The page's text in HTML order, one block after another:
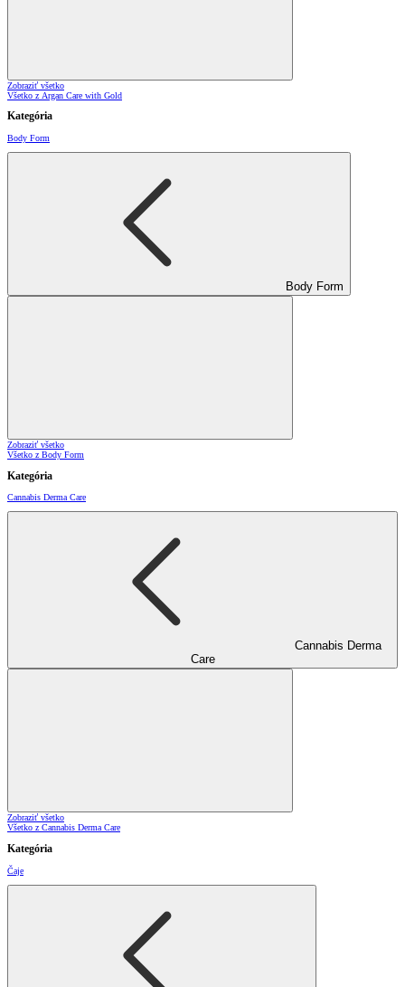
Zobraziť všetko
Všetko z Argan Care with Gold
Kategória
Body Form
Body Form
Zobraziť všetko
Všetko z Body Form
Kategória
Cannabis Derma Care
Cannabis Derma
Care
Zobraziť všetko
Všetko z Cannabis Derma Care
Kategória
Čaje